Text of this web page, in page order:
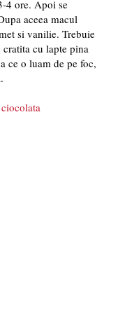
4 ore. Apoi se
aceea macul
si vanilie. Trebuie
cratita cu lapte pina
ce o luam de pe foc,